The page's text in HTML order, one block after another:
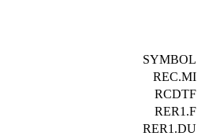
SYMBOL
REC.MI
RCDTF
RER1.F
RER1.DU